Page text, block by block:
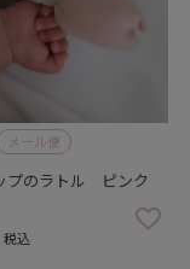
メール便
プのラトル ピンク
税込